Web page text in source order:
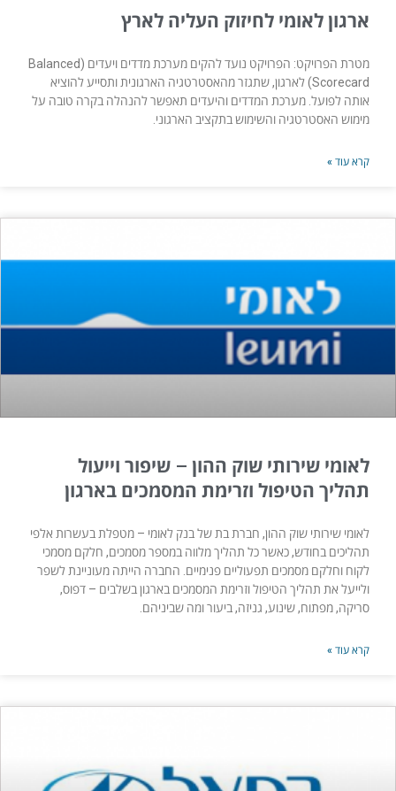
ארגון לאומי לחיזוק העליה לארץ
מטרת הפרויקט: הפרויקט נועד להקים מערכת מדדים ויעדים (Balanced
Scorecard) לארגון, שתגזר מהאסטרטגיה הארגונית ותסייע להוציא
אותה לפועל. מערכת המדדים והיעדים תאפשר להנהלה בקרה טובה על
מימוש האסטרטגיה והשימוש בתקציב הארגוני.
קרא עוד »
לאומי שירותי שוק ההון – שיפור וייעול
תהליך הטיפול וזרימת המסמכים בארגון
לאומי שירותי שוק ההון, חברת בת של בנק לאומי – מטפלת בעשרות אלפי
תהליכים בחודש, כאשר כל תהליך מלווה במספר מסמכים, חלקם מסמכי
לקוח וחלקם מסמכים תפעוליים פנימיים. החברה הייתה מעוניינת לשפר
ולייעל את תהליך הטיפול וזרימת המסמכים בארגון בשלבים – דפוס,
סריקה, מפתוח, שינוע, גניזה, ביעור ומה שביניהם.
קרא עוד »